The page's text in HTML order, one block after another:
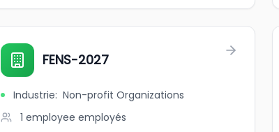
FENS-2027
Industrie: Non-profit Organizations
1 employee employés